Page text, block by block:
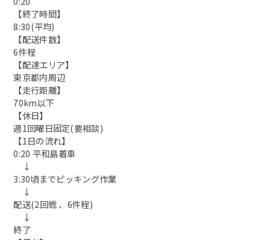
【終了時間】
8:30(平均)
【配送件数】
6件程
【配達エリア】
東京都内周辺
【走行距離】
70km以下
【休日】
週1回曜日固定(要相談)
【1日の流れ】
0:20 平和島着車
↓
3:30頃までピッキング作業
↓
配送(2回戦 、6件程)
↓
終了